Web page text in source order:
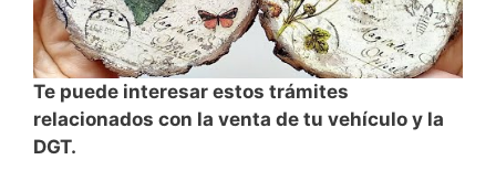
Te puede interesar estos trámites
relacionados con la venta de tu vehículo y la
DGT.